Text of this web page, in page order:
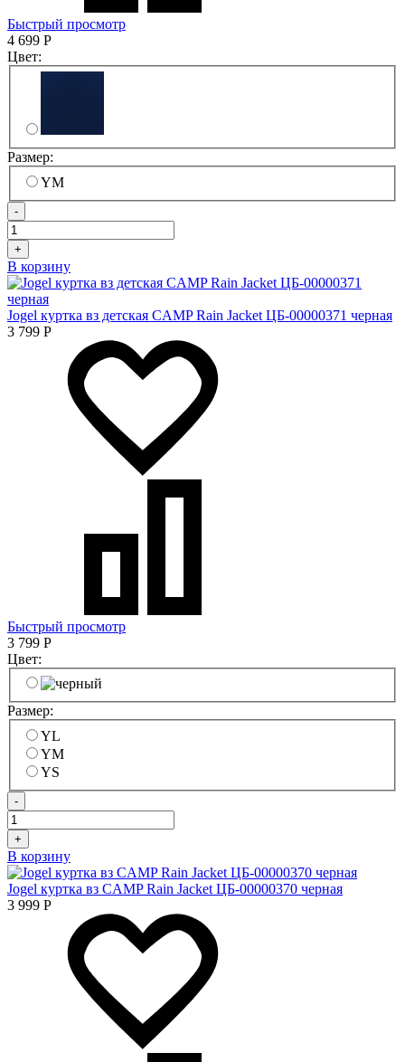
Быстрый просмотр
4 699 Р
Цвет:
Размер:
YM
-
+
В корзину
Jogel куртка вз детская CAMP Rain Jacket ЦБ-00000371 черная
3 799 Р
Быстрый просмотр
3 799 Р
Цвет:
Размер:
YL
YM
YS
-
+
В корзину
Jogel куртка вз CAMP Rain Jacket ЦБ-00000370 черная
3 999 Р